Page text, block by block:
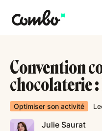
Convention
chocolaterie
Optimiser son activité
Julie Saurat